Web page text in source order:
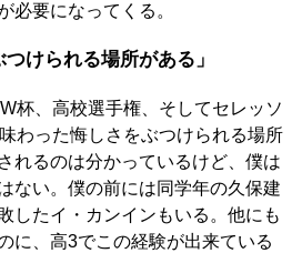
必要になってくる。
つけられる場所がある」
杯、高校選手権、そしてセレッソ
わった悔しさをぶつけられる場所
れるのは分かっているけど、僕は
ない。僕の前には同学年の久保建
したイ・カンインもいる。他にも
に、高3でこの経験が出来ている